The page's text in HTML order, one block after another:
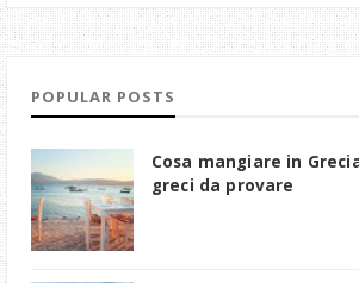
POPULAR POSTS
Cosa mangiare in
greci da provare